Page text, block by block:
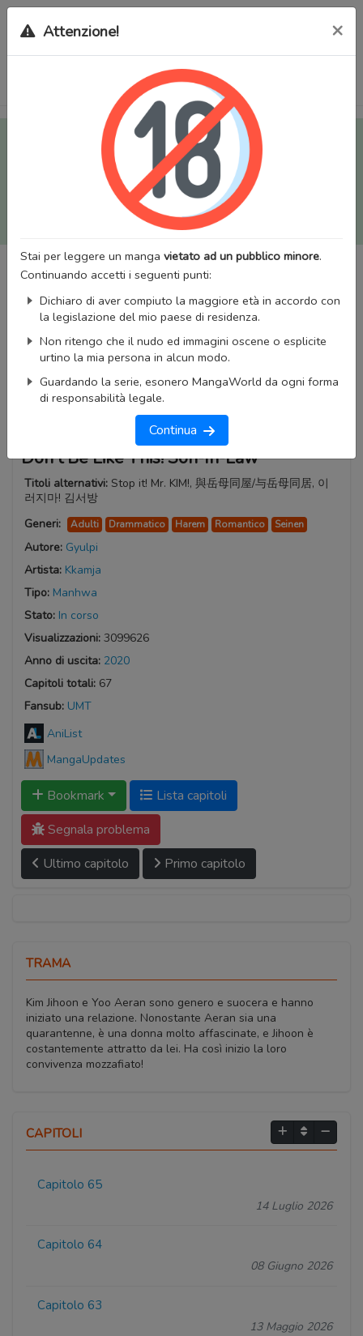
Tutti i Doujinshi e Manga per adulti (+18) sono stati trasferiti
sul nostro nuovo sito (
mangaworldadult.net
); invece, per i
Manga classici, puoi utilizzare
MangaWorld
Potrai effettuare illogincon il tuo account di MangaWorld
tutti i dati sono condivisi tra i due siti,
perderai alcun dato, inclusi bookmarks e premium
Attenzione! ×
Stai per leggere un manga vietato ad un pubblico minore.
Continuando accetti i seguenti punti:
Dichiaro di aver compiuto la maggiore età in accordo con
la legislazione del mio paese di residenza.
Non ritengo che il nudo ed immagini oscene o esplicite
urtino la mia persona in alcun modo.
Guardando la serie, esonero MangaWorld da ogni forma
di responsabilità legale.
Continua
Don't Be Like This! Son-In-Law
Titoli alternativi: Stop it! Mr. KIM!, 與岳母同屋/与岳母同居, 이
러지마! 김서방
Generi:
Adulti Drammatico Harem Romantico Seinen
Autore: Gyulpi
Artista: Kkamja
Tipo: Manhwa
Stato: In corso
Visualizzazioni: 3099626
Anno di uscita: 2020
Capitoli totali: 67
Fansub: UMT
AniList
MangaUpdates
Bookmark
Lista capitoli
Segnala problema
Ultimo capitolo
Primo capitolo
TRAMA
Kim Jihoon e Yoo Aeran sono genero e suocera e hanno
iniziato una relazione. Nonostante Aeran sia una
quarantenne, è una donna molto affascinate, e Jihoon è
costantemente attratto da lei. Ha così inizio la loro
convivenza mozzafiato!
CAPITOLI
Capitolo 65
14 Luglio 2026
Capitolo 64
08 Giugno 2026
Capitolo 63
13 Maggio 2026